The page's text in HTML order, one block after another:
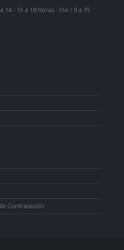
14 - 15 a 18 horas · Vie / 9 a 15
Contratación